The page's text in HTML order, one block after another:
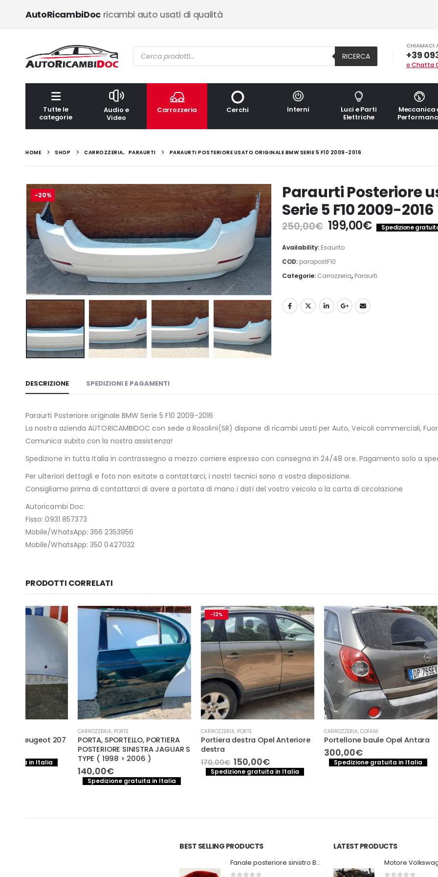
AutoRicambiDocricambi auto usati di qualità
Ricerca
prodotti RICERCA
CHIAMACI
+39
o Chatta
Tutte le
categorie
Audio e
Video
Carrozzeria Cerchi Interni
Luci e Parti
Elettriche
Meccanica
HOME SHOP CARROZZERIA, PARAURTI PARAURTI POSTERIORE USATO ORIGINALE BMW SERIE 5 F10 2009-2016
-20%
Paraurti Posteriore
Serie 5 F10 2009-2016
250,00€ Il
prezzo
originale
era:
250,00€.
199,00€Il
prezzo
199,00€.
Spedizione
Availability: Esaurito
COD: parapostF10
Categorie: Carrozzeria, Paraurti
DESCRIZIONE SPEDIZIONI E PAGAMENTI
Paraurti Posteriore originale BMW Serie 5 F10 2009-2016
La nostra azienda AUTORICAMBIDOC con sede a Rosolini(SR) dispone di ricambi usati per Auto, Veicoli commerciali,
Comunica subito con la nostra assistenza!
Spedizione in tutta Italia in contrassegno a mezzo corriere espresso con consegna in 24/48 ore. Pagamento solo a
Per ulteriori dettagli e foto non esitate a contattarci, i nostri tecnici sono a vostra disposizione.
Consigliamo prima di contattarci di avere a portata di mano i dati del vostro veicolo o la carta di circolazione
Autoricambi Doc:
Fisso: 0931 857373
Mobile/WhatsApp: 366 2353956
Mobile/WhatsApp: 350 0427032
PRODOTTI CORRELATI
PORTA, SPORTELLO, PORTIERA
POSTERIORE SINISTRA JAGUAR S
TYPE ( 1998 > 2006 )
Spedizione gratuita in Italia
-12%
Portiera destra Opel Anteriore
destra
170,00
prezzo
originale
150,00€Il
prezzo
attuale
Spedizione gratuita in Italia
COFANI
Portellone baule Opel Antara
Spedizione gratuita in Italia
PORTA,
SINISTRA
(2006)
BEST SELLING PRODUCTS
Fanale posteriore sinistro BMW E92 Coupe
LATEST PRODUCTS